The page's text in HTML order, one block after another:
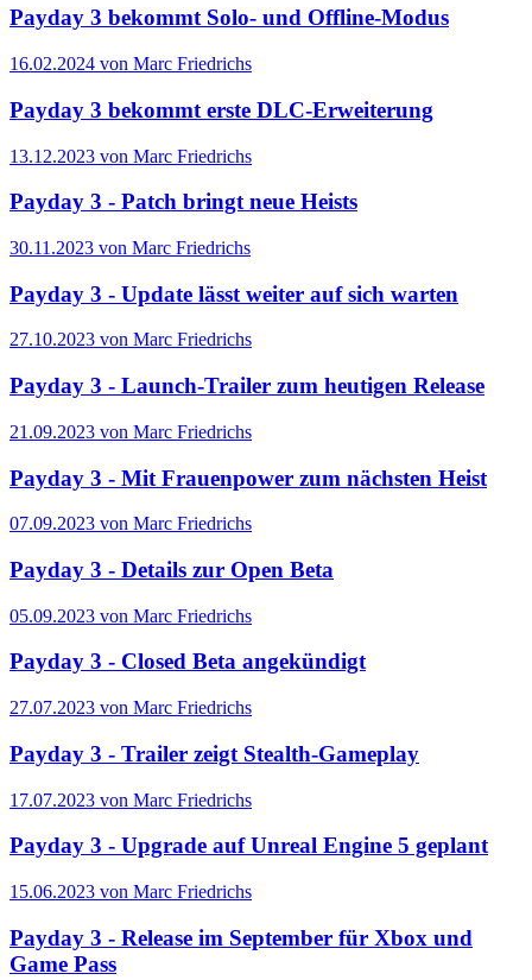
Payday 3 bekommt Solo- und Offline-Modus
16.02.2024 von Marc Friedrichs
Payday 3 bekommt erste DLC-Erweiterung
13.12.2023 von Marc Friedrichs
Payday 3 - Patch bringt neue Heists
30.11.2023 von Marc Friedrichs
Payday 3 - Update lässt weiter auf sich warten
27.10.2023 von Marc Friedrichs
Payday 3 - Launch-Trailer zum heutigen Release
21.09.2023 von Marc Friedrichs
Payday 3 - Mit Frauenpower zum nächsten Heist
07.09.2023 von Marc Friedrichs
Payday 3 - Details zur Open Beta
05.09.2023 von Marc Friedrichs
Payday 3 - Closed Beta angekündigt
27.07.2023 von Marc Friedrichs
Payday 3 - Trailer zeigt Stealth-Gameplay
17.07.2023 von Marc Friedrichs
Payday 3 - Upgrade auf Unreal Engine 5 geplant
15.06.2023 von Marc Friedrichs
Payday 3 - Release im September für Xbox und
Game Pass